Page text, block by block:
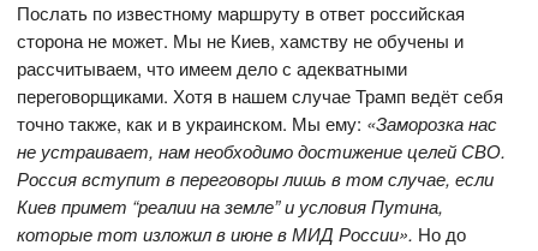
Послать по известному маршруту в ответ российская
сторона не может. Мы не Киев, хамству не обучены и
рассчитываем, что имеем дело с адекватными
переговорщиками. Хотя в нашем случае Трамп ведёт себя
точно также, как и в украинском. Мы ему: «Заморозка нас
не устраивает, нам необходимо достижение целей СВО.
Россия вступит в переговоры лишь в том случае, если
Киев примет “реалии на земле” и условия Путина,
которые тот изложил в июне в МИД России». Но до